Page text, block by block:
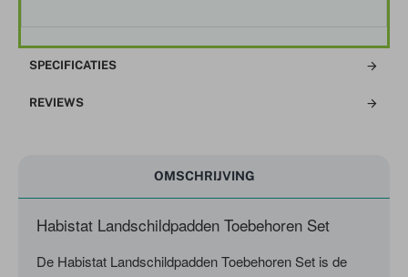
SPECIFICATIES
REVIEWS
OMSCHRIJVING
Habistat Landschildpadden Toebehoren Set
De Habistat Landschildpadden Toebehoren Set is de